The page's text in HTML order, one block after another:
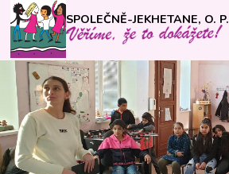
SPOLEČNĚ-JEKHETANE, O.